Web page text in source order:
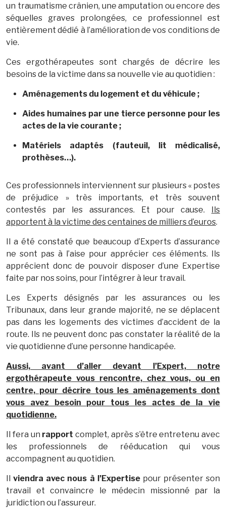
un traumatisme crânien, une amputation ou encore des
séquelles graves prolongées, ce professionnel est
entièrement dédié à l’amélioration de vos conditions de
vie.
Ces ergothérapeutes sont chargés de décrire les
besoins de la victime dans sa nouvelle vie au quotidien :
Aménagements du logement et du véhicule ;
Aides humaines par une tierce personne pour les
actes de la vie courante ;
Matériels adaptés (fauteuil, lit médicalisé,
prothèses…).
Ces professionnels interviennent sur plusieurs « postes
de préjudice » très importants, et très souvent
contestés par les assurances. Et pour cause. Ils
apportent à la victime des centaines de milliers d’euros.
Il a été constaté que beaucoup d’Experts d’assurance
ne sont pas à l’aise pour apprécier ces éléments. Ils
apprécient donc de pouvoir disposer d’une Expertise
faite par nos soins, pour l’intégrer à leur travail.
Les Experts désignés par les assurances ou les
Tribunaux, dans leur grande majorité, ne se déplacent
pas dans les logements des victimes d’accident de la
route. Ils ne peuvent donc pas constater la réalité de la
vie quotidienne d’une personne handicapée.
Aussi, avant d’aller devant l’Expert, notre
ergothérapeute vous rencontre, chez vous, ou en
centre, pour décrire tous les aménagements dont
vous avez besoin pour tous les actes de la vie
quotidienne.
Il fera un rapport complet, après s’être entretenu avec
les professionnels de rééducation qui vous
accompagnent au quotidien.
Ilviendra avec nous à l’Expertisepour présenter son
travail et convaincre le médecin missionné par la
juridiction ou l’assureur.